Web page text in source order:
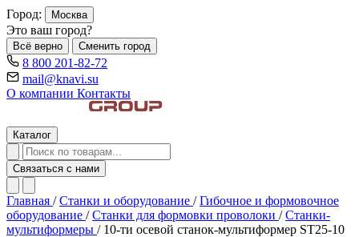
Город: Москва
Это ваш город?
Всё верно Сменить город
8 800 201-82-72
mail@knavi.su
О компании Контакты
Каталог
Связаться с нами
Главная / Станки и оборудование / Гибочное и формовочное
оборудование / Станки для формовки проволоки / Станки-
мультиформеры / 10-ти осевой станок-мультиформер ST25-10